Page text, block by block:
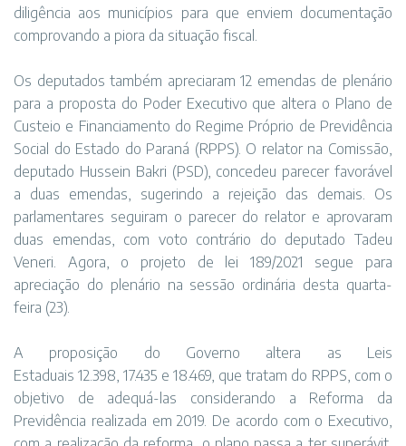
diligência aos municípios para que enviem documentação
comprovando a piora da situação fiscal.
Os deputados também apreciaram 12 emendas de plenário
para a proposta do Poder Executivo que altera o Plano de
Custeio e Financiamento do Regime Próprio de Previdência
Social do Estado do Paraná (RPPS). O relator na Comissão,
deputado Hussein Bakri (PSD), concedeu parecer favorável
a duas emendas, sugerindo a rejeição das demais. Os
parlamentares seguiram o parecer do relator e aprovaram
duas emendas, com voto contrário do deputado Tadeu
Veneri. Agora, o projeto de lei 189/2021 segue para
apreciação do plenário na sessão ordinária desta quarta-
feira (23).
A proposição do Governo altera as Leis
Estaduais 12.398, 17.435 e 18.469, que tratam do RPPS, com o
objetivo de adequá-las considerando a Reforma da
Previdência realizada em 2019. De acordo com o Executivo,